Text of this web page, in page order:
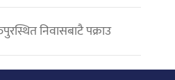
निवासबाटै पक्राउ